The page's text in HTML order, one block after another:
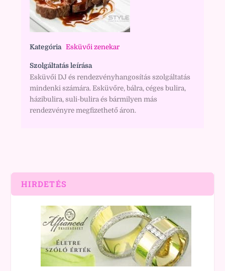
Kategória Esküvői zenekar
Szolgáltatás leírása
Esküvői DJ és rendezvényhangosítás szolgáltatás
mindenki számára. Esküvőre, bálra, céges bulira,
házibulira, suli-bulira és bármilyen más
rendezvényre megfizethető áron.
HIRDETÉS